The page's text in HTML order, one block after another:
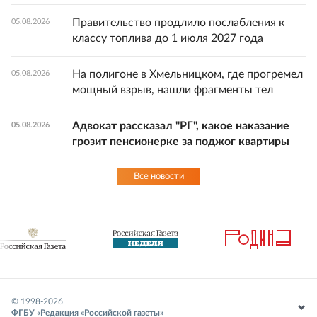
05.08.2026
Правительство продлило послабления к
классу топлива до 1 июля 2027 года
05.08.2026
На полигоне в Хмельницком, где прогремел
мощный взрыв, нашли фрагменты тел
05.08.2026
Адвокат рассказал "РГ", какое наказание
грозит пенсионерке за поджог квартиры
Все новости
© 1998-2026
ФГБУ «Редакция «Российской газеты»